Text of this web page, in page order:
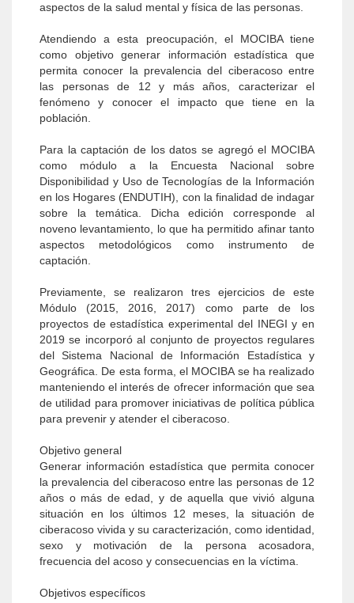
aspectos de la salud mental y física de las personas.
Atendiendo a esta preocupación, el MOCIBA tiene
como objetivo generar información estadística que
permita conocer la prevalencia del ciberacoso entre
las personas de 12 y más años, caracterizar el
fenómeno y conocer el impacto que tiene en la
población.
Para la captación de los datos se agregó el MOCIBA
como módulo a la Encuesta Nacional sobre
Disponibilidad y Uso de Tecnologías de la Información
en los Hogares (ENDUTIH), con la finalidad de indagar
sobre la temática. Dicha edición corresponde al
noveno levantamiento, lo que ha permitido afinar tanto
aspectos metodológicos como instrumento de
captación.
Previamente, se realizaron tres ejercicios de este
Módulo (2015, 2016, 2017) como parte de los
proyectos de estadística experimental del INEGI y en
2019 se incorporó al conjunto de proyectos regulares
del Sistema Nacional de Información Estadística y
Geográfica. De esta forma, el MOCIBA se ha realizado
manteniendo el interés de ofrecer información que sea
de utilidad para promover iniciativas de política pública
para prevenir y atender el ciberacoso.
Objetivo general
Generar información estadística que permita conocer
la prevalencia del ciberacoso entre las personas de 12
años o más de edad, y de aquella que vivió alguna
situación en los últimos 12 meses, la situación de
ciberacoso vivida y su caracterización, como identidad,
sexo y motivación de la persona acosadora,
frecuencia del acoso y consecuencias en la víctima.
Objetivos específicos